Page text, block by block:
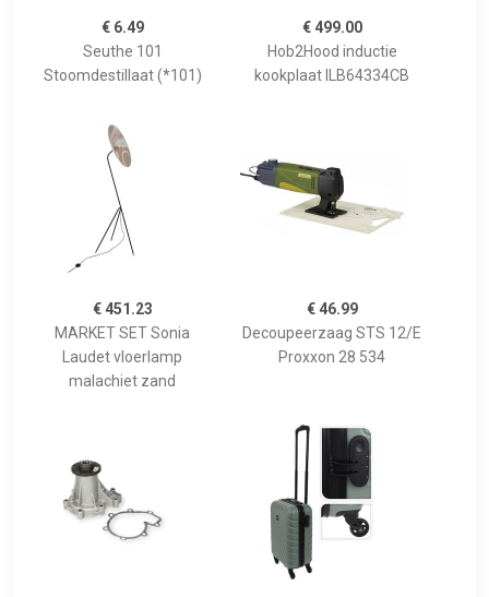
€ 6.49
Seuthe 101
Stoomdestillaat (*101)
€ 499.00
Hob2Hood inductie
kookplaat ILB64334CB
€ 451.23
MARKET SET Sonia
Laudet vloerlamp
malachiet zand
€ 46.99
Decoupeerzaag STS 12/E
Proxxon 28 534